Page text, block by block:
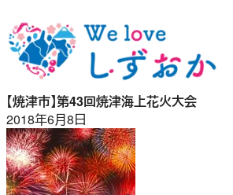
容
を
ッ
プ
【焼津市】第43回焼津海上花火大会
2018年6月8日